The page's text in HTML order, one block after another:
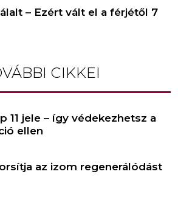
– Ezért vált el a férjétől 7
CIKKEI
11 jele – így védekezhetsz a
ellen
az izom regenerálódást